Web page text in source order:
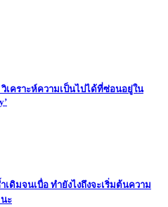
วิเคราะห์ความเป็นไปได้ที่ซ่อนอยู่ใน
ดิมจนเบื่อ ทำยังไงถึงจะเริ่มต้นความ
ะ